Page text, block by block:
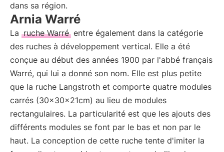
dans sa région.
Arnia Warré
La ruche Warré entre également dans la catégorie
des ruches à développement vertical. Elle a été
conçue au début des années 1900 par l'abbé français
Warré, qui lui a donné son nom. Elle est plus petite
que la ruche Langstroth et comporte quatre modules
carrés (30x30x21cm) au lieu de modules
rectangulaires. La particularité est que les ajouts des
différents modules se font par le bas et non par le
haut. La conception de cette ruche tente d'imiter la